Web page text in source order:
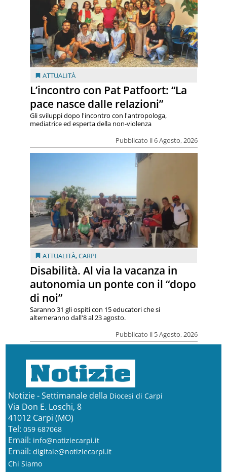
ATTUALITÀ
L’incontro con Pat Patfoort: “La
pace nasce dalle relazioni”
Pubblicato il 6 Agosto, 2026
Gli sviluppi dopo l'incontro con l'antropologa,
mediatrice ed esperta della non-violenza
ATTUALITÀ,CARPI
Disabilità. Al via la vacanza in
autonomia un ponte con il “dopo
di noi”
Pubblicato il 5 Agosto, 2026
Saranno 31 gli ospiti con 15 educatori che si
alterneranno dall'8 al 23 agosto.
Notizie - Settimanale della Diocesi di Carpi
Via Don E. Loschi, 8
41012 Carpi (MO)
Tel: 059 687068
Email: info@notiziecarpi.it
Email: digitale@notiziecarpi.it
Chi Siamo